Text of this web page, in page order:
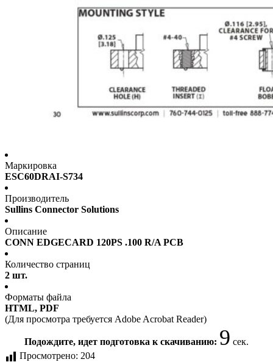
Маркировка
ESC60DRAI-S734
Производитель
Sullins Connector Solutions
Описание
CONN EDGECARD 120PS .100 R/A PCB
Количество страниц
2 шт.
Форматы файла
HTML, PDF
(Для просмотра требуется Adobe Acrobat Reader)
Подождите, идет подготовка к скачиванию: 9 сек.
Просмотрено: 204